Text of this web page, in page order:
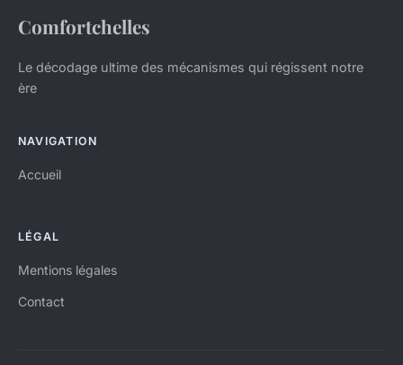
Comfortchelles
Le décodage ultime des mécanismes qui régissent notre
ère
NAVIGATION
Accueil
LÉGAL
Mentions légales
Contact